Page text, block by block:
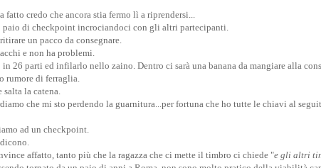
fatto credo che ancora stia fermo lì a riprendersi...
paio di checkpoint incrociandoci con gli altri partecipanti.
un pacco da consegnare.
e non ha problemi.
26 parti ed infilarlo nello zaino. Dentro ci sarà una banana da mangiare alla
rumore di ferraglia.
salta la catena.
che mi sto perdendo la guarnitura...per fortuna che ho tutte le chiavi al
ad un checkpoint.
affatto, tanto più che la ragazza che ci mette il timbro ci chiede "e gli altri